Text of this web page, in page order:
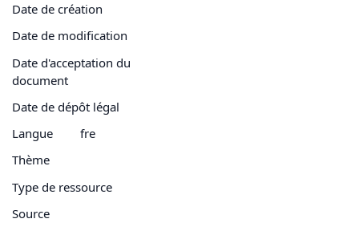
Date de création
Date de modification
Date d'acceptation du
document
Date de dépôt légal
Langue
fre
Thème
Type de ressource
Source